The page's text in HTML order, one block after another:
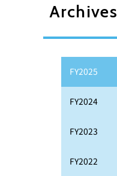
Archives
FY2025
FY2024
FY2023
FY2022